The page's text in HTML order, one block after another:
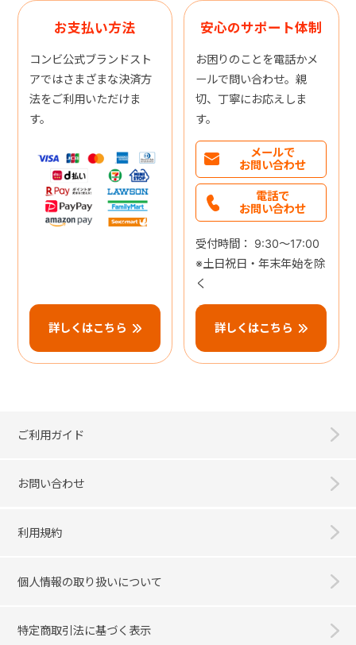
お支払い方法
コンビ公式ブランドスト
アではさまざまな決済方
法をご利用いただけま
す。
詳しくはこちら
安心のサポート体制
お困りのことを電話かメ
ールで問い合わせ。親
切、丁寧にお応えしま
す。
メールで
お問い合わせ
電話で
お問い合わせ
受付時間： 9:30～17:00
※土日祝日・年末年始を除
く
詳しくはこちら
ご利用ガイド
お問い合わせ
利用規約
個人情報の取り扱いについて
特定商取引法に基づく表示